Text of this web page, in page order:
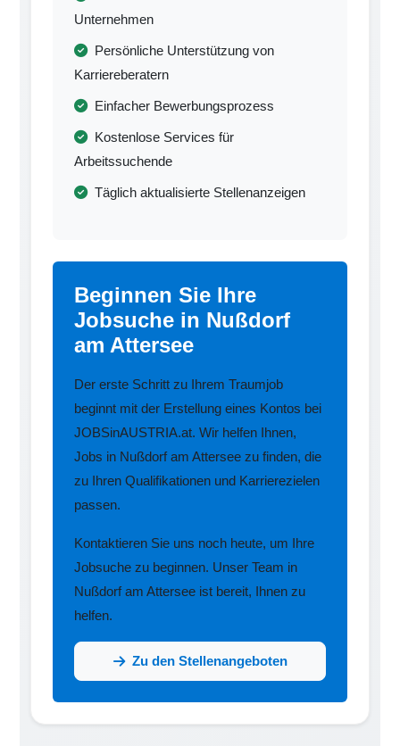
Unternehmen
Persönliche Unterstützung von
Karriereberatern
Einfacher Bewerbungsprozess
Kostenlose Services für
Arbeitssuchende
Täglich aktualisierte Stellenanzeigen
Beginnen Sie Ihre
Jobsuche in Nußdorf
am Attersee
Der erste Schritt zu Ihrem Traumjob
beginnt mit der Erstellung eines Kontos bei
JOBSinAUSTRIA.at. Wir helfen Ihnen,
Jobs in Nußdorf am Attersee zu finden, die
zu Ihren Qualifikationen und Karrierezielen
passen.
Kontaktieren Sie uns noch heute, um Ihre
Jobsuche zu beginnen. Unser Team in
Nußdorf am Attersee ist bereit, Ihnen zu
helfen.
Zu den Stellenangeboten